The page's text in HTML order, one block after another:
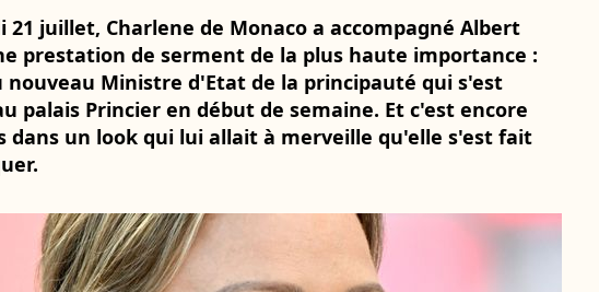
21 juillet, Charlene de Monaco a accompagné Albert
prestation de serment de la plus haute importance :
nouveau Ministre d'Etat de la principauté qui s'est
palais Princier en début de semaine. Et c'est encore
dans un look qui lui allait à merveille qu'elle s'est fait